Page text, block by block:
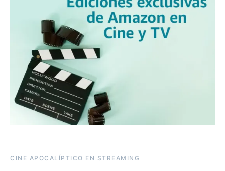
CINE APOCALÍPTICO EN STREAMING